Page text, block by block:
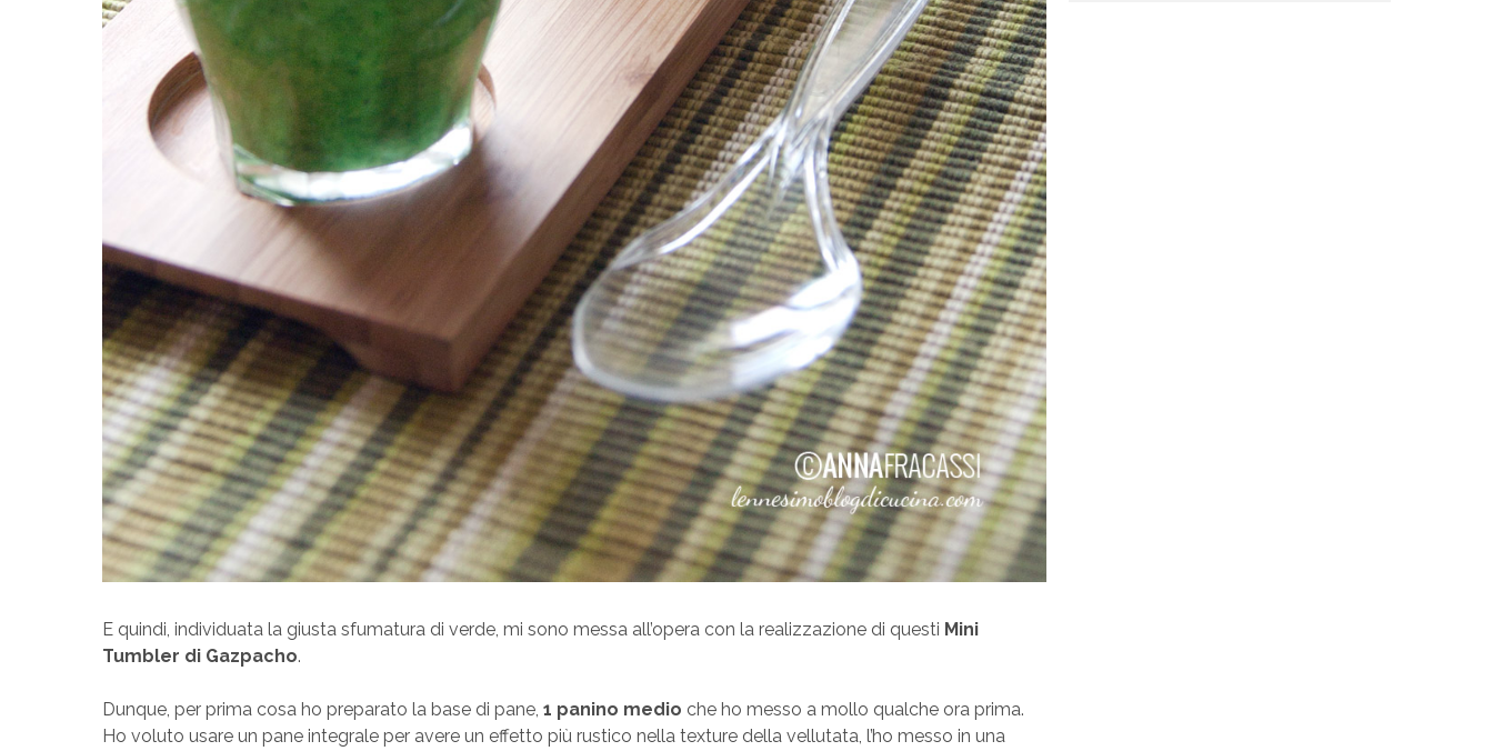
E quindi, individuata la giusta sfumatura di verde, mi sono messa all’opera con la realizzazione di questi Mini
Tumbler di Gazpacho.
Dunque, per prima cosa ho preparato la base di pane, 1 panino medio che ho messo a mollo qualche ora prima.
Ho voluto usare un pane integrale per avere un effetto più rustico nella texture della vellutata, l’ho messo in una